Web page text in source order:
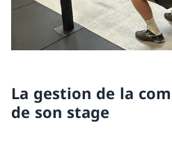
La gestion de la
de son stage